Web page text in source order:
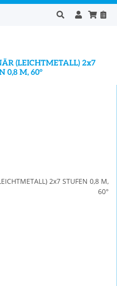
(LEICHTMETALL) 2x7
0,8 M, 60°